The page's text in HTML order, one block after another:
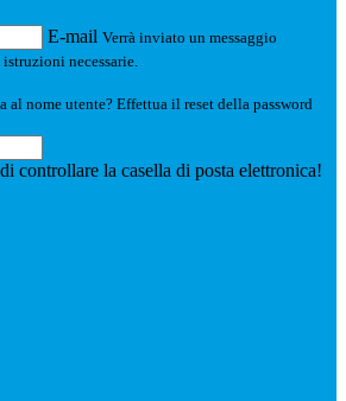
E-mail Verrà inviato un messaggio
necessarie.
al nome utente? Effettua il reset della password
controllare la casella di posta elettronica!